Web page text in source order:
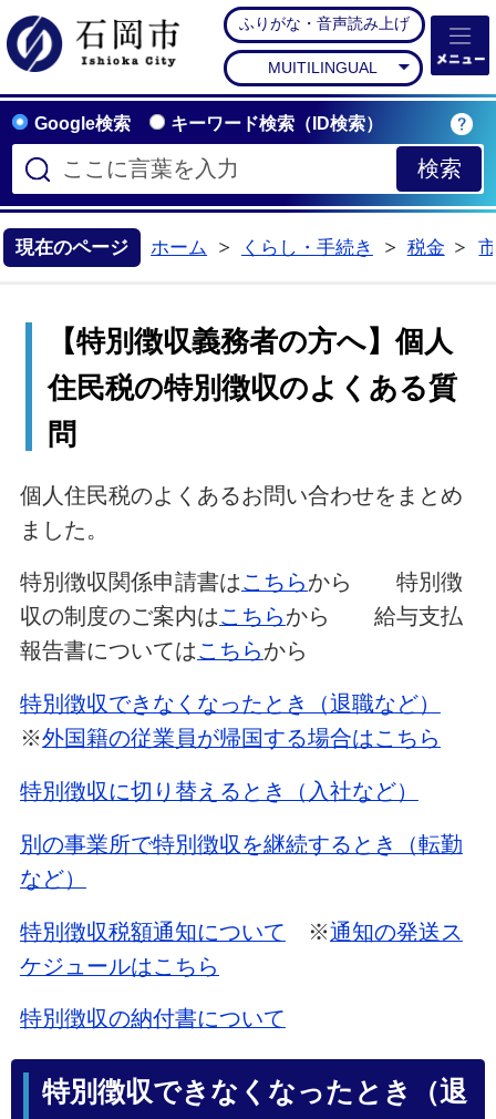
石岡市公式ホームペー
ふりがな・音声読み上げ
MUITILINGUAL
Google検索 キーワード検索（ID検索）
現在のページ ホーム
くらし・手続き
税金
【特別徴収義務者の方へ】個人
住民税の特別徴収のよくある質
問
個人住民税のよくあるお問い合わせをまとめ
ました。
特別徴収関係申請書はこちらから 特別徴
収の制度のご案内はこちらから 給与支払
報告書についてはこちらから
特別徴収できなくなったとき（退職など）
※外国籍の従業員が帰国する場合はこちら
特別徴収に切り替えるとき（入社など）
別の事業所で特別徴収を継続するとき（転勤
など）
特別徴収税額通知について ※通知の発送ス
ケジュールはこちら
特別徴収の納付書について
特別徴収できなくなったとき（退